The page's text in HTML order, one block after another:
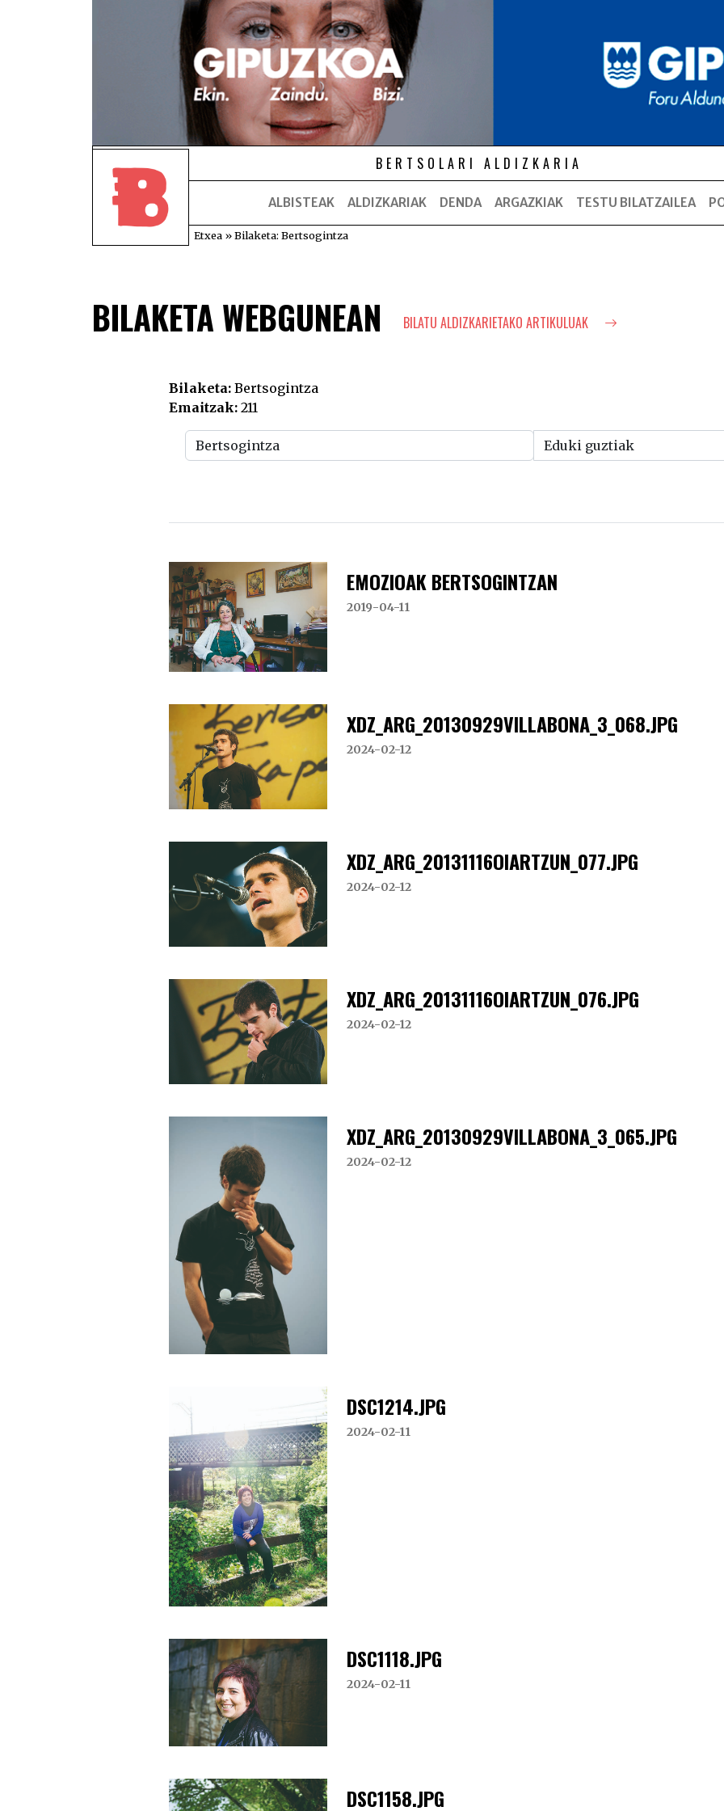
BERTSOLARI ALDIZKARIA
ALBISTEAK ALDIZKARIAK DENDA ARGAZKIAK TESTU BILATZAILEA
Etxea »Bilaketa: Bertsogintza
BILAKETA WEBGUNEAN BILATU ALDIZKARIETAKO ARTIKULUAK
Bilaketa: Bertsogintza
Emaitzak: 211
EMOZIOAK BERTSOGINTZAN
2019-04-11
XDZ_ARG_20130929VILLABONA_3_068.JPG
2024-02-12
XDZ_ARG_20131116OIARTZUN_077.JPG
2024-02-12
XDZ_ARG_20131116OIARTZUN_076.JPG
2024-02-12
XDZ_ARG_20130929VILLABONA_3_065.JPG
2024-02-12
DSC1214.JPG
2024-02-11
DSC1118.JPG
2024-02-11
DSC1158.JPG